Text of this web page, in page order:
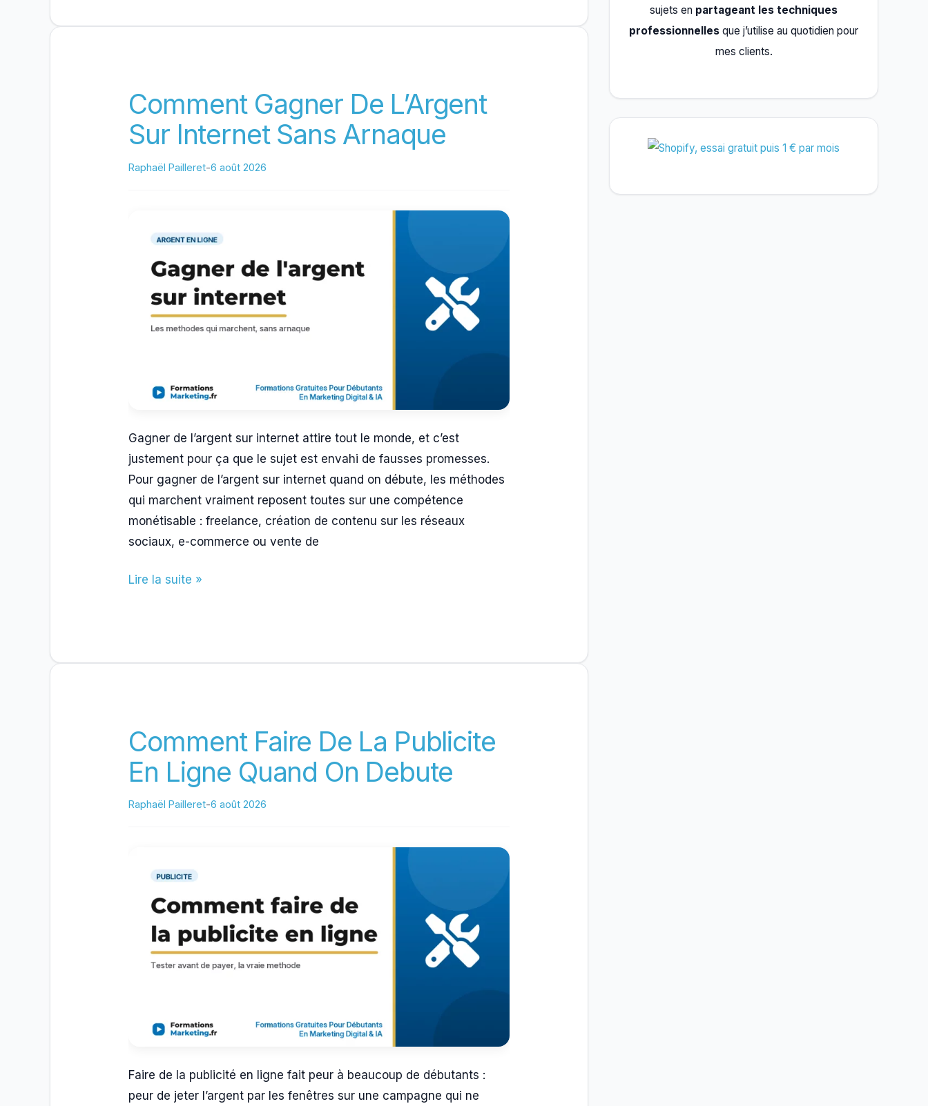
En
Tromper
Comment Gagner De L’Argent
Sur Internet Sans Arnaque
Raphaël Pailleret-6 août 2026
Gagner de l’argent sur internet attire tout le monde, et c’est
justement pour ça que le sujet est envahi de fausses promesses.
Pour gagner de l’argent sur internet quand on débute, les méthodes
qui marchent vraiment reposent toutes sur une compétence
monétisable : freelance, création de contenu sur les réseaux
sociaux, e-commerce ou vente de
Comment
Sur
Lire la suite »
Comment Faire De La Publicite
En Ligne Quand On Debute
Raphaël Pailleret-6 août 2026
Faire de la publicité en ligne fait peur à beaucoup de débutants :
peur de jeter l’argent par les fenêtres sur une campagne qui ne
sujets en partageant les techniques
professionnelles que j’utilise au quotidien pour
mes clients.